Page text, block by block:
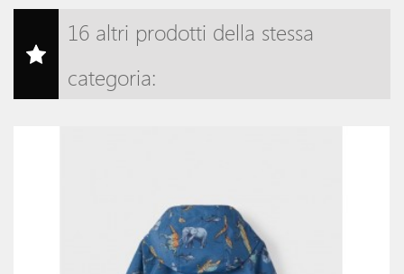
16 altri prodotti della stessa
categoria: